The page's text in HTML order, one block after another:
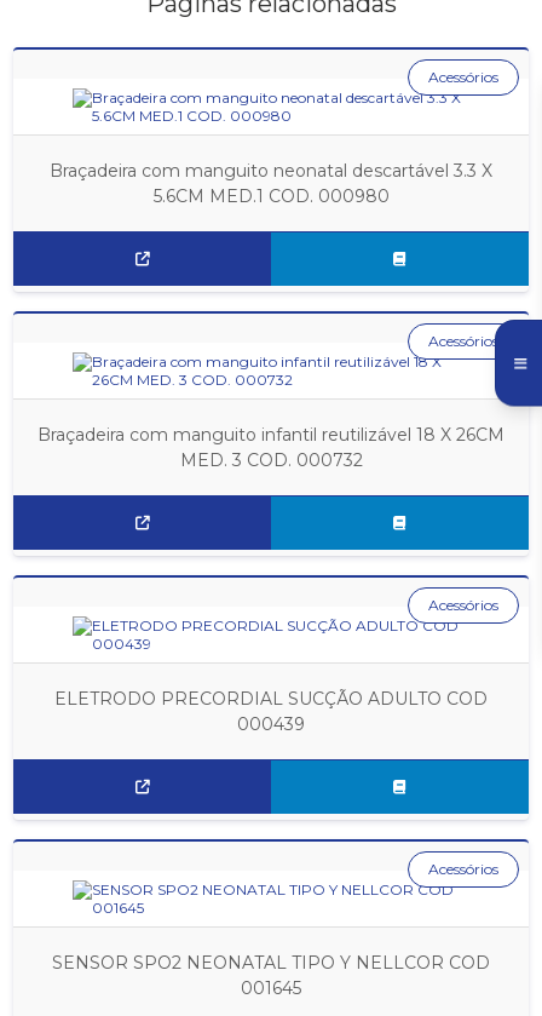
Braçadeira com manguito neonatal descartável 3.3 X
5.6CM MED.1 COD. 000980
Acessórios
Braçadeira com manguito infantil reutilizável 18 X 26CM
MED. 3 COD. 000732
Acessórios
ELETRODO PRECORDIAL SUCÇÃO ADULTO COD
000439
Acessórios
SENSOR SPO2 NEONATAL TIPO Y NELLCOR COD
001645
Acessórios